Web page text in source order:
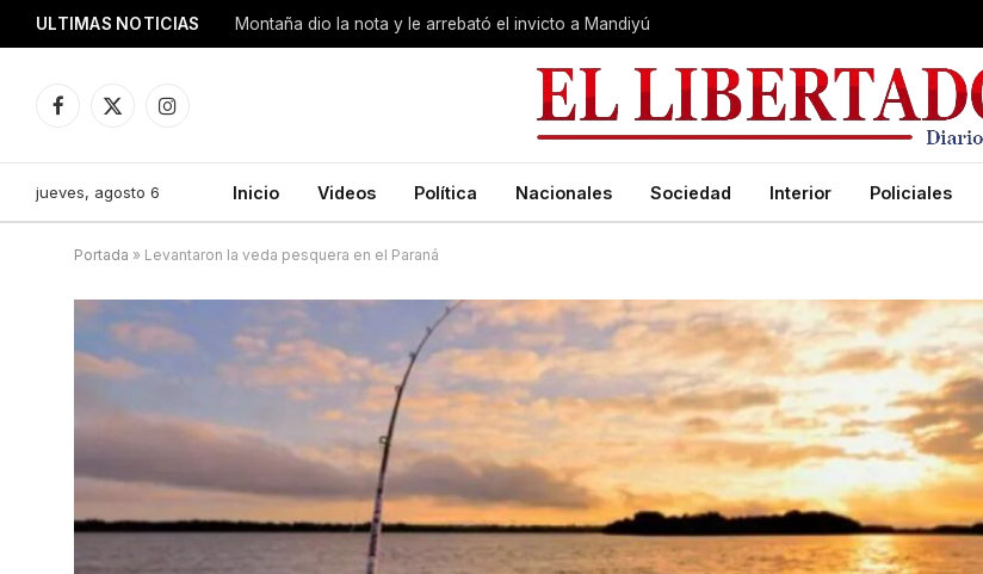
ULTIMAS NOTICIAS Montaña dio la nota y le arrebató el invicto a Mandiyú
Facebook
X
Instagram
jueves, agosto 6 Inicio Videos Política Nacionales Sociedad Interior Policiales
Portada » Levantaron la veda pesquera en el Paraná